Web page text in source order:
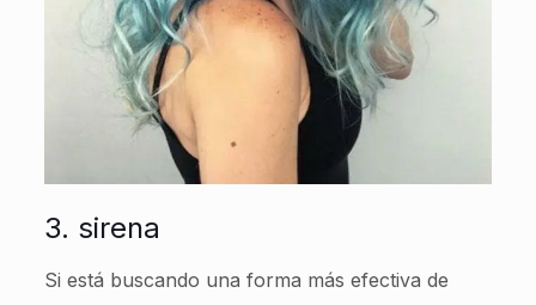
3. sirena
Si está buscando una forma más efectiva de